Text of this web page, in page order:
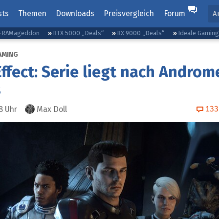
Themen Downloads Preisvergleich Forum
RAMageddon RTX 5000 „Deals“ RX 9000 „Deals“ Ideale
Serie liegt nach
Uhr Max Doll 133